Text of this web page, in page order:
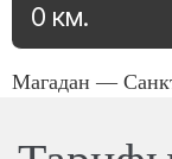
0 км.
Магадан —